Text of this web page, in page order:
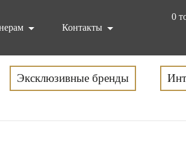
0
Контакты
Эксклюзивные бренды